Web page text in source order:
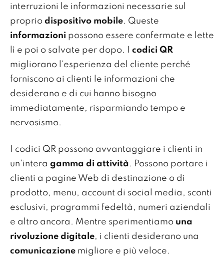
interruzioni le informazioni necessarie sul
proprio dispositivo mobile. Queste
informazioni possono essere confermate e lette
lì e poi o salvate per dopo. I codici QR
migliorano l'esperienza del cliente perché
forniscono ai clienti le informazioni che
desiderano e di cui hanno bisogno
immediatamente, risparmiando tempo e
nervosismo.
I codici QR possono avvantaggiare i clienti in
un'intera gamma di attività. Possono portare i
clienti a pagine Web di destinazione o di
prodotto, menu, account di social media, sconti
esclusivi, programmi fedeltà, numeri aziendali
e altro ancora. Mentre sperimentiamo una
rivoluzione digitale, i clienti desiderano una
comunicazione migliore e più veloce.